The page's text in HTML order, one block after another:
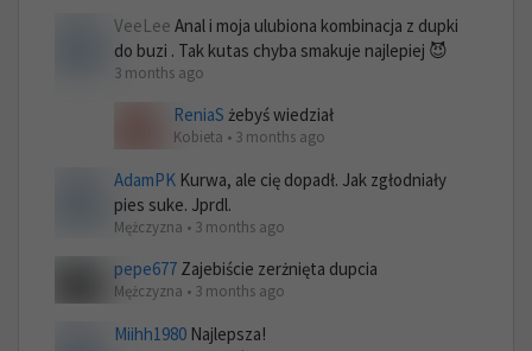
VeeLee Anal i moja ulubiona kombinacja z dupki
do buzi . Tak kutas chyba smakuje najlepiej 😈
3 months ago
ReniaS żebyś wiedział
Kobieta • 3 months ago
AdamPK Kurwa, ale cię dopadł. Jak zgłodniały
pies suke. Jprdl.
Mężczyzna • 3 months ago
pepe677 Zajebiście zerżnięta dupcia
Mężczyzna • 3 months ago
Miihh1980 Najlepsza!